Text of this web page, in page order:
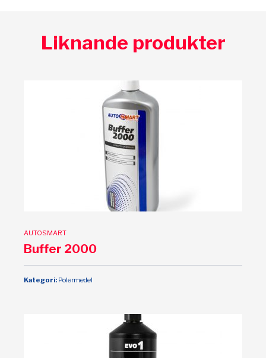
Liknande produkter
AUTOSMART
Buffer 2000
Kategori: Polermedel